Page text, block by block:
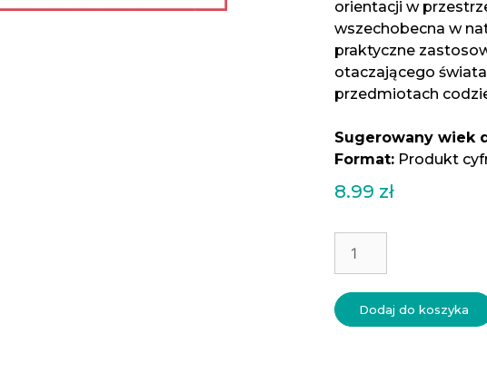
orientacji w
wszechobecna w
praktyczne
otaczającego
przedmiotach
Sugerowany wiek
Format:Produkt
8.99 zł
Symetria
karty
do
Dodaj do koszyka